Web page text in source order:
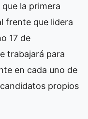
la primera
frente que lidera
17 de
trabajará para
en cada uno de
propios